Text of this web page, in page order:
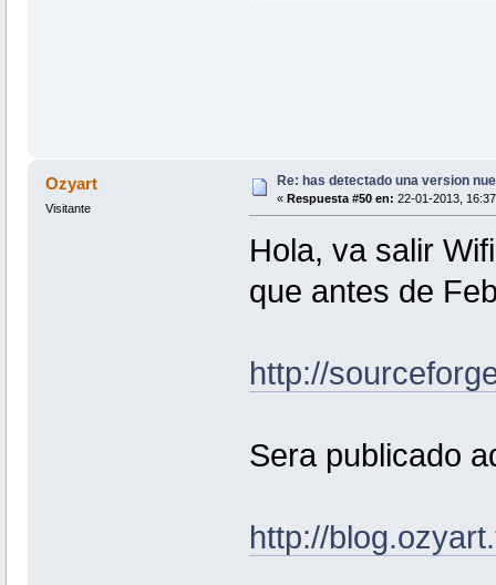
Ozyart
Visitante
Re: has detectado una version
« Respuesta #50 en: 22-01-2013,
Hola, va salir
que antes de
http://
Sera publicado
http://